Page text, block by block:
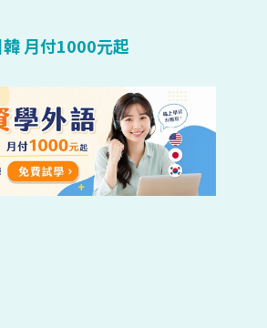
月付1000元起